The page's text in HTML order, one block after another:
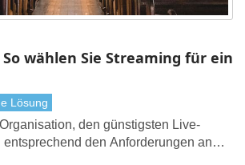
So wählen Sie Streaming für ein
Lösung
den günstigsten Live-
den Anforderungen an